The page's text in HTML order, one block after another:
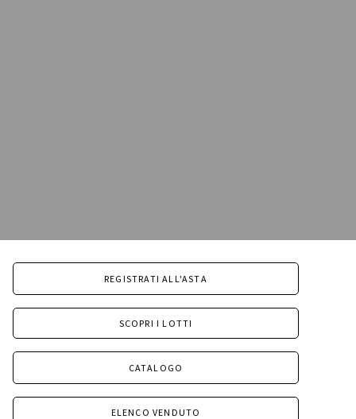
REGISTRATI ALL'ASTA
SCOPRI I LOTTI
CATALOGO
ELENCO VENDUTO